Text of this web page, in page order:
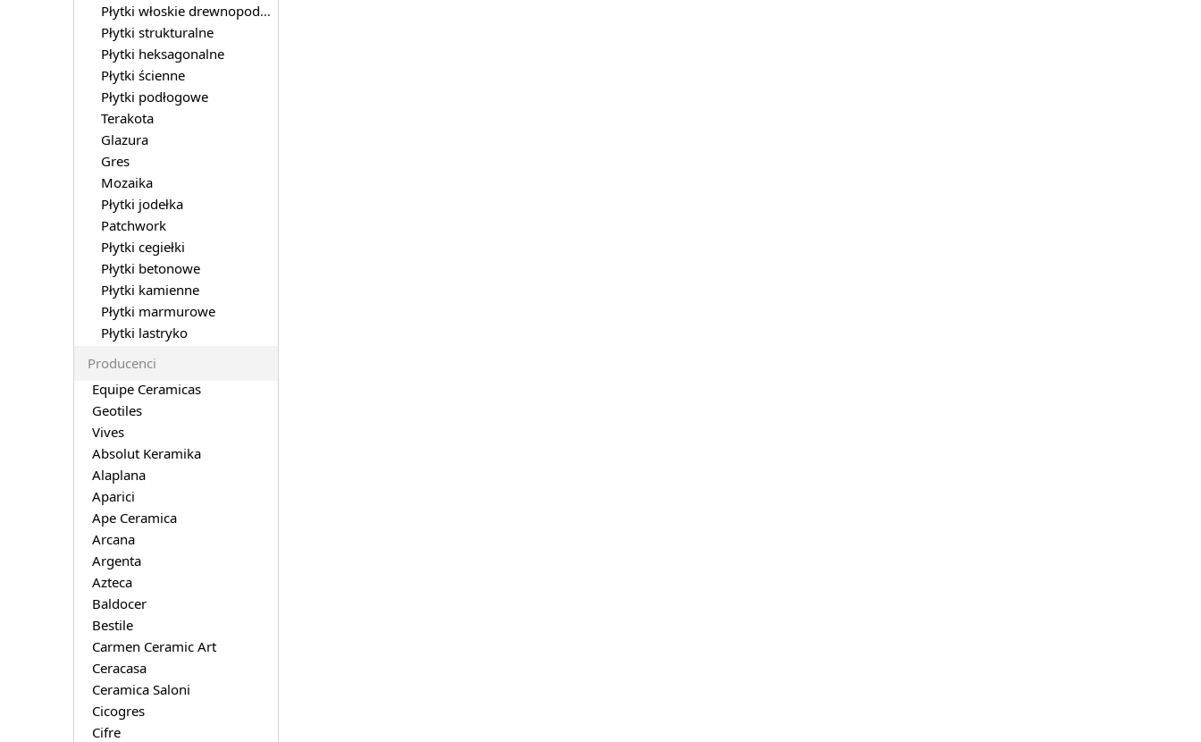
Płytki włoskie drewnopodobne
Płytki strukturalne
Płytki heksagonalne
Płytki ścienne
Płytki podłogowe
Terakota
Glazura
Gres
Mozaika
Płytki jodełka
Patchwork
Płytki cegiełki
Płytki betonowe
Płytki kamienne
Płytki marmurowe
Płytki lastryko
Producenci
Equipe Ceramicas
Geotiles
Vives
Absolut Keramika
Alaplana
Aparici
Ape Ceramica
Arcana
Argenta
Azteca
Baldocer
Bestile
Carmen Ceramic Art
Ceracasa
Ceramica Saloni
Cicogres
Cifre